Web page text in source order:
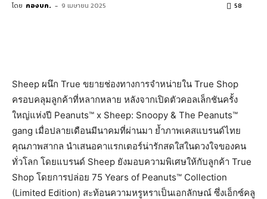
โดย กองบก. - 9 เมษายน 2025 58
Sheep ผนึก True ขยายช่องทางการจำหน่ายใน True Shop
ครอบคลุมลูกค้าที่หลากหลาย หลังจากเปิดตัวคอลเล็กชันครั้ง
ใหญ่แห่งปี Peanuts™ x Sheep: Snoopy & The Peanuts™
gang เมื่อปลายเดือนมีนาคมที่ผ่านมา ย้ำภาพเคสแบรนด์ไทย
คุณภาพสากล นำเสนอคาแรกเตอร์น่ารักสดใสในดวงใจของคน
ทั่วโลก โดยแบรนด์ Sheep ยังมอบความพิเศษให้กับลูกค้า True
Shop โดยการปล่อย 75 Years of Peanuts™ Collection
(Limited Edition) สะท้อนความหรูหราเป็นเอกลักษณ์ ซึ่งเอ็กซ์คลู